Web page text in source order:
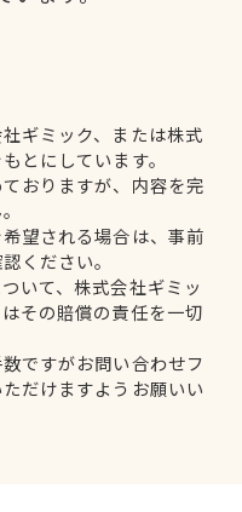
ギミック、または株式
とにしています。
おりますが、内容を完
望される場合は、事前
ください。
いて、株式会社ギミッ
その賠償の責任を一切
ですがお問い合わせフ
だけますようお願いい